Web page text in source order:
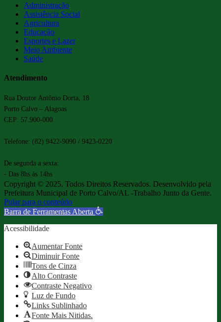
Administração
Assistência Social
Agricultura
Educação
Esportes e Lazer
Meio Ambiente
Saúde
Atendimento
Rua Doutor Antônio Dorta, 18
Porto Calvo – Alagoas
CEP: 57.900-000
Telefone: (82) 9422-9090 / 9423-0220
De segunda a sexta:
- Das 8hs às 14hs
Copyright © 2025. Todos Direitos Reservados. Desenvolvido pela
Prefeitura Municipal de Porto Calvo/AL -Trabalho Junto da Gente.
Pular para o conteúdo
Barra de Ferramentas Aberta
Acessibilidade
Aumentar Fonte
Diminuir Fonte
Tons de Cinza
Alto Contraste
Contraste Negativo
Luz de Fundo
Links Sublinhado
Fonte Mais Nitidas.